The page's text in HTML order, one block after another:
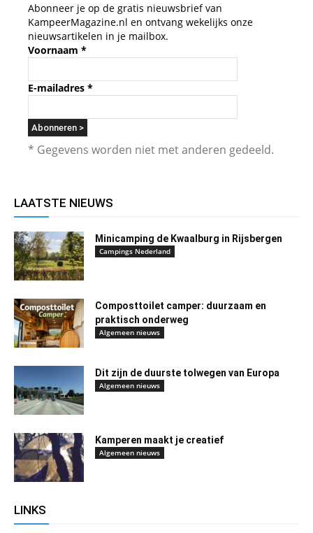
Abonneer je op de gratis nieuwsbrief van
KampeerMagazine.nl en ontvang wekelijks onze
nieuwsartikelen in je mailbox.
Voornaam *
E-mailadres *
* Gegevens worden niet met anderen gedeeld.
LAATSTE NIEUWS
Minicamping de Kwaalburg in Rijsbergen
Campings Nederland
Composttoilet camper: duurzaam en
praktisch onderweg
Algemeen nieuws
Dit zijn de duurste tolwegen van Europa
Algemeen nieuws
Kamperen maakt je creatief
Algemeen nieuws
LINKS